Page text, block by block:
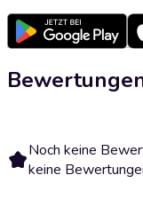
Noch keine
keine